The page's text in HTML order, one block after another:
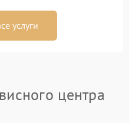
услуги
центра